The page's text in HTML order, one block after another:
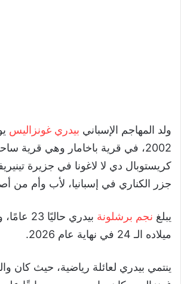
ولد المهاجم الإسباني بيدري غونزاليس
2002، في قرية باخامار وهي قرية
كريستوبال دي لا لاغونا في جزيرة
جزر الكناري في إسبانيا، لأب وأم من
يبلغ نجم برشلونة
بيدري
ميلاده الـ 24 في نهاية عام 2026.
ينتمي بيدري لعائلة رياضية، حيث كان